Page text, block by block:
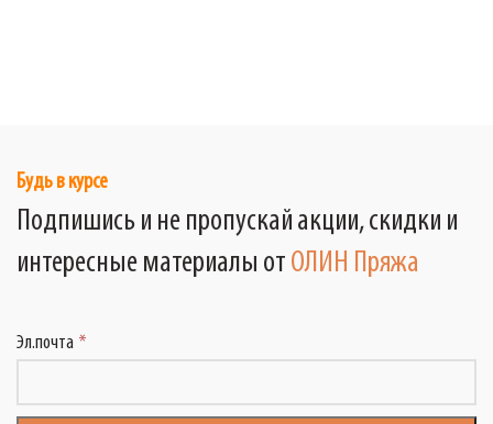
Будь в курсе
Подпишись и не пропускай акции, скидки и
интересные материалы от ОЛИН Пряжа
Эл.почта